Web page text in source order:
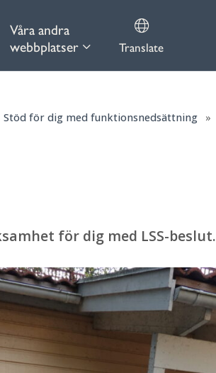
Våra andra
webbplatser
Translate
Stöd för dig med funktionsnedsättning »
för dig med LSS-beslut.